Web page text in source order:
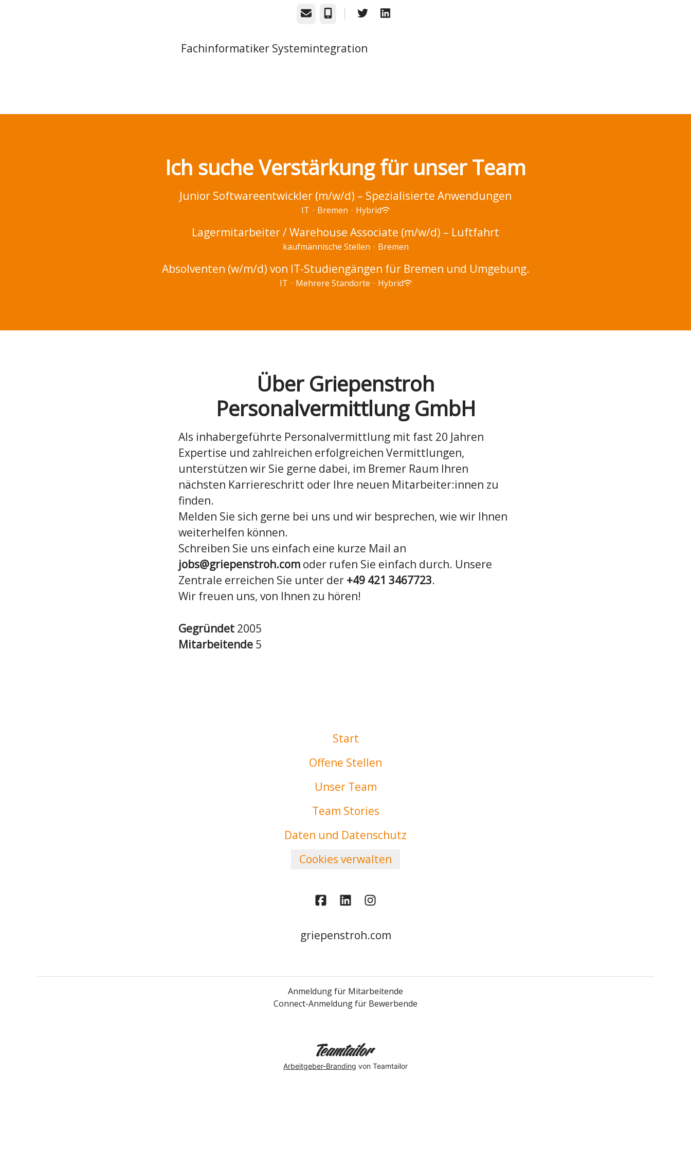
E-Mail Telefon
Fachinformatiker Systemintegration
Ich suche Verstärkung für unser Team
Junior Softwareentwickler (m/w/d) – Spezialisierte Anwendungen
IT · Bremen · Hybrid
Lagermitarbeiter / Warehouse Associate (m/w/d) – Luftfahrt
kaufmännische Stellen · Bremen
Absolventen (w/m/d) von IT-Studiengängen für Bremen und Umgebung.
IT · Mehrere Standorte · Hybrid
Über Griepenstroh
Personalvermittlung GmbH
Als inhabergeführte Personalvermittlung mit fast 20 Jahren
Expertise und zahlreichen erfolgreichen Vermittlungen,
unterstützen wir Sie gerne dabei, im Bremer Raum Ihren
nächsten Karriereschritt oder Ihre neuen Mitarbeiter:innen zu
finden.
Melden Sie sich gerne bei uns und wir besprechen, wie wir Ihnen
weiterhelfen können.
Schreiben Sie uns einfach eine kurze Mail an
jobs@griepenstroh.com oder rufen Sie einfach durch. Unsere
Zentrale erreichen Sie unter der +49 421 3467723.
Wir freuen uns, von Ihnen zu hören!
Gegründet 2005
Mitarbeitende 5
Start
Offene Stellen
Unser Team
Team Stories
Daten und Datenschutz
Cookies verwalten
griepenstroh.com
Anmeldung für Mitarbeitende
Connect-Anmeldung für Bewerbende
Arbeitgeber-Branding von Teamtailor